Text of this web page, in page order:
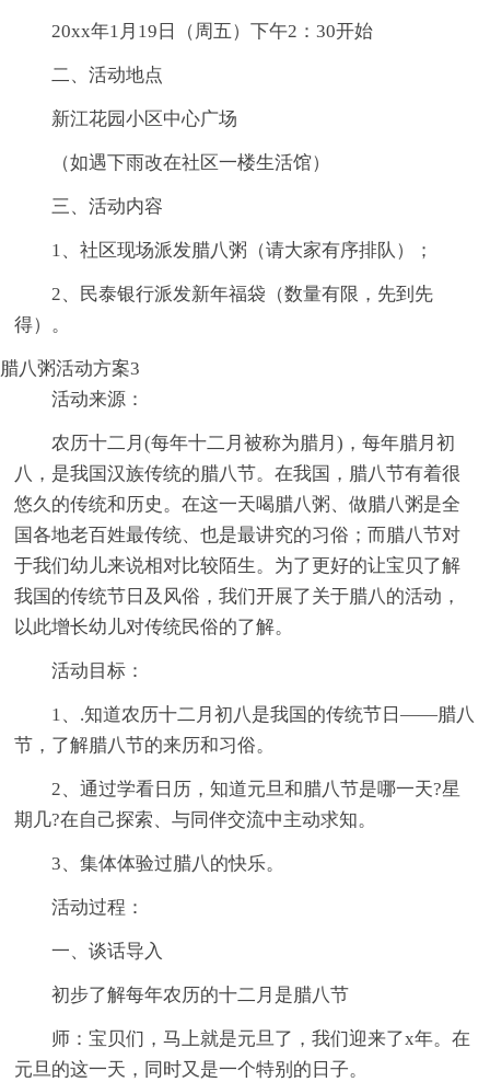
20xx年1月19日（周五）下午2：30开始
二、活动地点
新江花园小区中心广场
（如遇下雨改在社区一楼生活馆）
三、活动内容
1、社区现场派发腊八粥（请大家有序排队）；
2、民泰银行派发新年福袋（数量有限，先到先
得）。
腊八粥活动方案3
活动来源：
农历十二月(每年十二月被称为腊月)，每年腊月初
八，是我国汉族传统的腊八节。在我国，腊八节有着很
悠久的传统和历史。在这一天喝腊八粥、做腊八粥是全
国各地老百姓最传统、也是最讲究的习俗；而腊八节对
于我们幼儿来说相对比较陌生。为了更好的让宝贝了解
我国的传统节日及风俗，我们开展了关于腊八的活动，
以此增长幼儿对传统民俗的了解。
活动目标：
1、.知道农历十二月初八是我国的传统节日——腊八
节，了解腊八节的来历和习俗。
2、通过学看日历，知道元旦和腊八节是哪一天?星
期几?在自己探索、与同伴交流中主动求知。
3、集体体验过腊八的快乐。
活动过程：
一、谈话导入
初步了解每年农历的十二月是腊八节
师：宝贝们，马上就是元旦了，我们迎来了x年。在
元旦的这一天，同时又是一个特别的日子。